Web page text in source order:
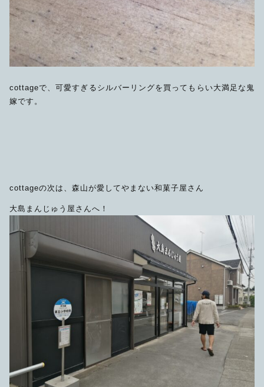
cottageで、可愛すぎるシルバーリングを買ってもらい大満足な鬼
嫁です。
cottageの次は、森山が愛してやまない和菓子屋さん
大島まんじゅう屋さんへ！